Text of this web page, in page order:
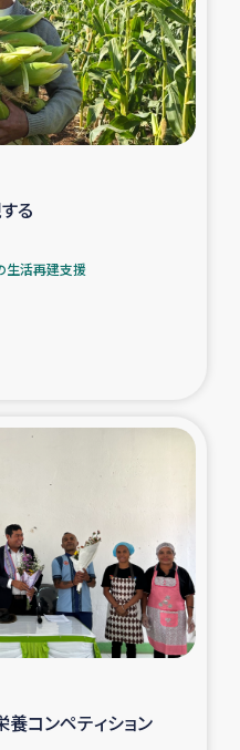
る
生活再建支援
養コンペティション